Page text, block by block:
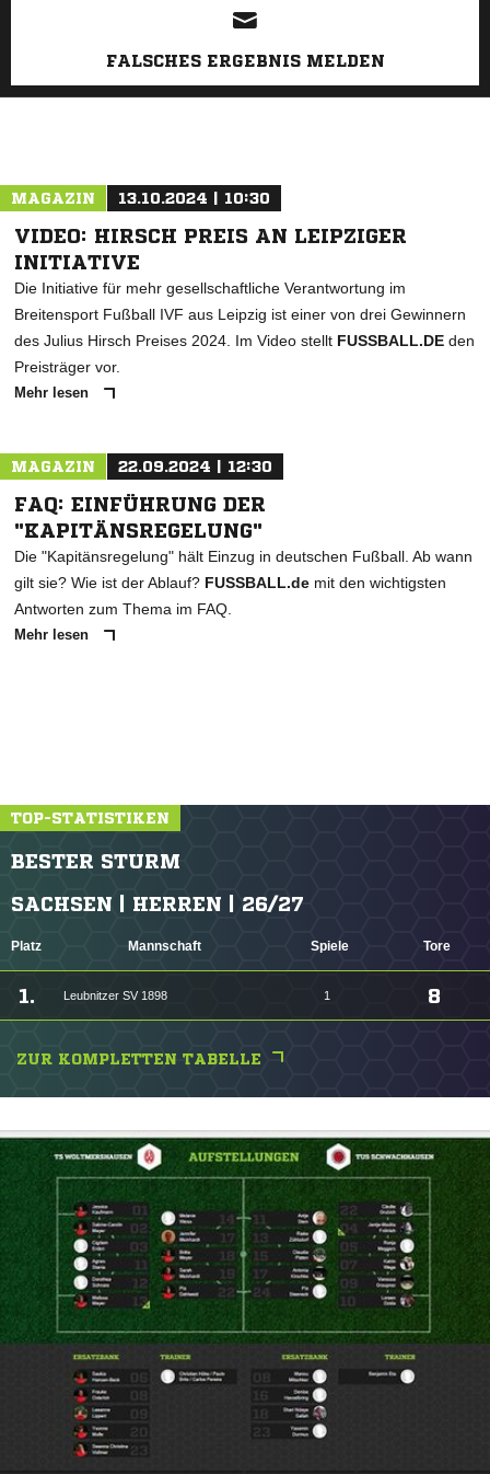
FALSCHES ERGEBNIS MELDEN
MAGAZIN 13.10.2024 | 10:30
VIDEO: HIRSCH PREIS AN LEIPZIGER
INITIATIVE
Die Initiative für mehr gesellschaftliche Verantwortung im
Breitensport Fußball IVF aus Leipzig ist einer von drei Gewinnern
des Julius Hirsch Preises 2024. Im Video stellt FUSSBALL.DE den
Preisträger vor.
Mehr lesen
MAGAZIN 22.09.2024 | 12:30
FAQ: EINFÜHRUNG DER
"KAPITÄNSREGELUNG"
Die "Kapitänsregelung" hält Einzug in deutschen Fußball. Ab wann
gilt sie? Wie ist der Ablauf? FUSSBALL.de mit den wichtigsten
Antworten zum Thema im FAQ.
Mehr lesen
TOP-STATISTIKEN
BESTER STURM
SACHSEN | HERREN | 26/27
Platz Mannschaft Spiele Tore
1. Leubnitzer SV 1898 1 8
ZUR KOMPLETTEN TABELLE